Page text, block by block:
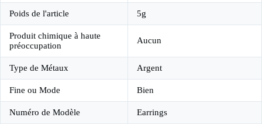
Poids de l'article 5g
Produit chimique à haute
préoccupation
Aucun
Type de Métaux Argent
Fine ou Mode Bien
Numéro de Modèle Earrings